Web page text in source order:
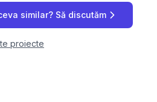
similar? Să discutăm
proiecte